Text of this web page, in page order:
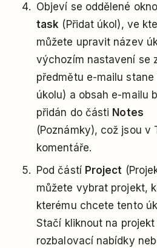
Objeví se oddělené
task (Přidat úkol), ve
můžete upravit název
výchozím nastavení se
předmětu e-mailu stane
úkolu) a obsah e-mailu
přidán do části Notes
(Poznámky), což jsou v
komentáře.
Pod částí Project
můžete vybrat projekt,
kterému chcete tento
Stačí kliknout na projekt
rozbalovací nabídky